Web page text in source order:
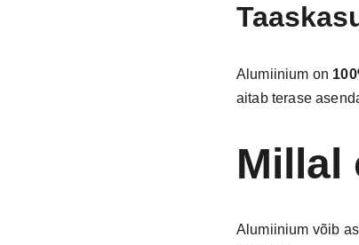
Alumiinium on
aitab terase
Millal
Alumiinium võib